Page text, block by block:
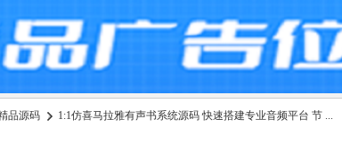
品源码 › 1:1仿喜马拉雅有声书系统源码 快速搭建专业音频平台 节 ...